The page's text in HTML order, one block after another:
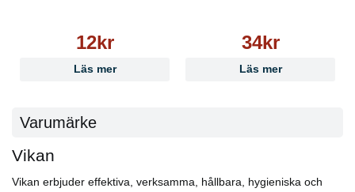
12kr
Läs mer
34kr
Läs mer
Varumärke
Vikan
Vikan erbjuder effektiva, verksamma, hållbara, hygieniska och